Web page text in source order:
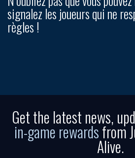
signalez les joueurs qui ne
règles !
Get the latest news,
in-game rewardsfrom
Alive.